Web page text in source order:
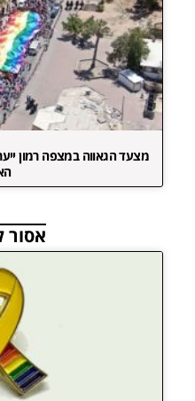
מצעד הגאווה במצפה רמון
אסור